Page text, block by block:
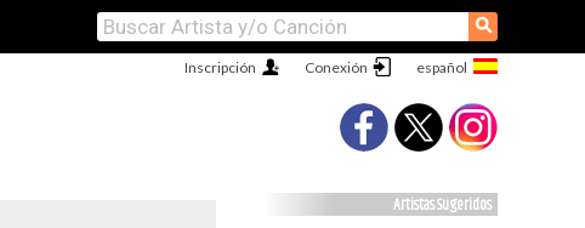
⚲
Conexión
Inscripción
Artistas Sugeridos